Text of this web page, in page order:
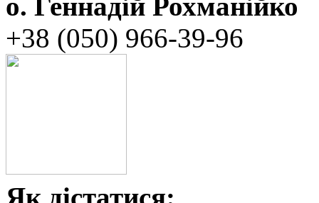
+38 (050)‭ ‬966-39-96
Як дістатися: